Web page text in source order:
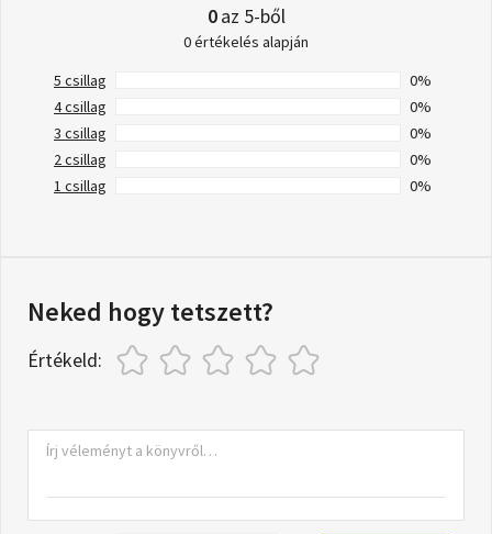
0az 5-ből
0 értékelés alapján
5 csillag
0%
4 csillag
0%
3 csillag
0%
2 csillag
0%
1 csillag
0%
Neked hogy tetszett?
Értékeld: